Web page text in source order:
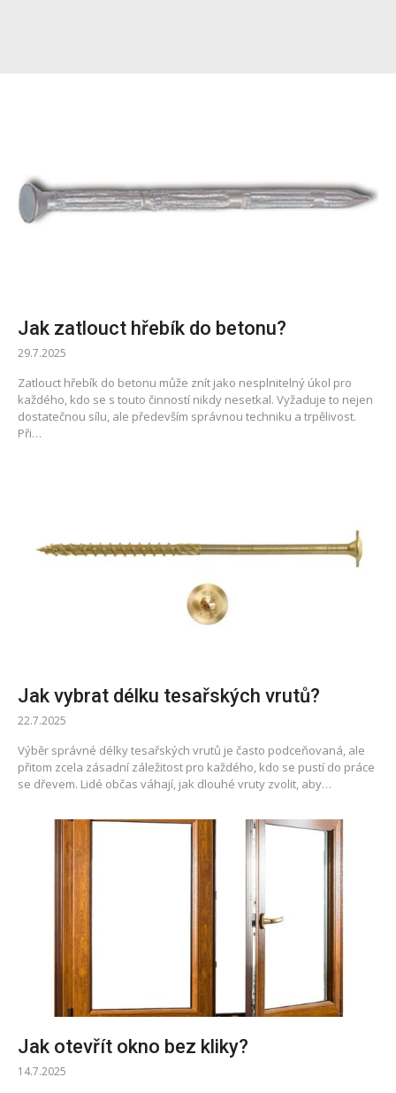
Jak zatlouct hřebík do betonu?
29.7.2025
Zatlouct hřebík do betonu může znít jako nesplnitelný úkol pro
každého, kdo se s touto činností nikdy nesetkal. Vyžaduje to nejen
dostatečnou sílu, ale především správnou techniku a trpělivost.
Při…
Jak vybrat délku tesařských vrutů?
22.7.2025
Výběr správné délky tesařských vrutů je často podceňovaná, ale
přitom zcela zásadní záležitost pro každého, kdo se pustí do práce
se dřevem. Lidé občas váhají, jak dlouhé vruty zvolit, aby…
Jak otevřít okno bez kliky?
14.7.2025